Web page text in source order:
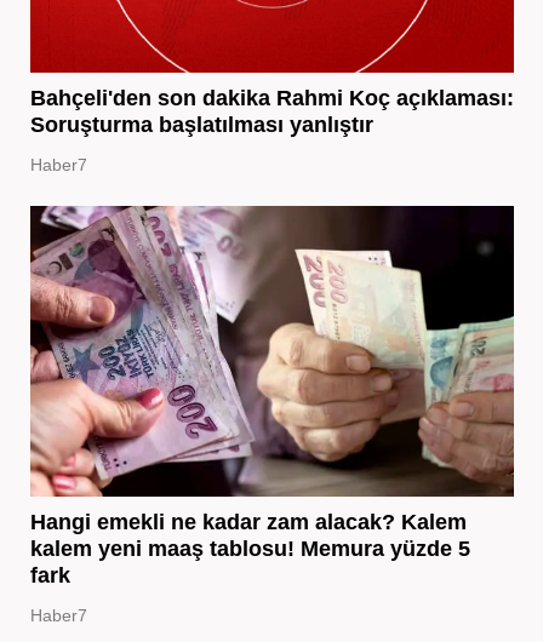
Bahçeli'den son dakika Rahmi Koç açıklaması:
Soruşturma başlatılması yanlıştır
Haber7
Hangi emekli ne kadar zam alacak? Kalem
kalem yeni maaş tablosu! Memura yüzde 5
fark
Haber7